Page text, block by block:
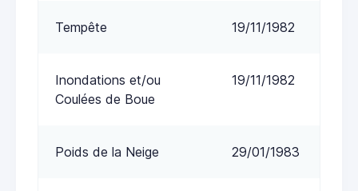
Tempête 19/11/1982
Inondations et/ou
Coulées de Boue
19/11/1982
Poids de la Neige 29/01/1983